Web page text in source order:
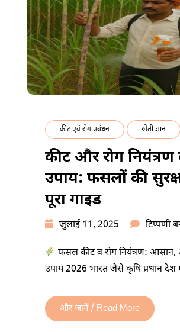
कीट एवं रोग प्रबंधन खेती ज्ञान
कीट और रोग
उपाय: फसलों की
पूरा गाइड
जुलाई 11, 2025 टिप्पणी
फसल कीट व रोग नियंत्रण: आसान,
उपाय 2026 भारत जैसे कृषि प्रधान देश
और जानें / Read More